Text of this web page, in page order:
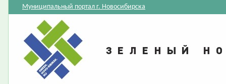
Муниципальный портал г. Новосибирска